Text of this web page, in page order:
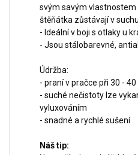
svým savým vlastnostem
štěňátka zůstávají v
- Ideální v boji s otlaky u
- Jsou stálobarevné,
Údržba:
- praní v pračce při 30 - 40
- suché nečistoty lze
vyluxováním
- snadné a rychlé sušení
Náš tip: